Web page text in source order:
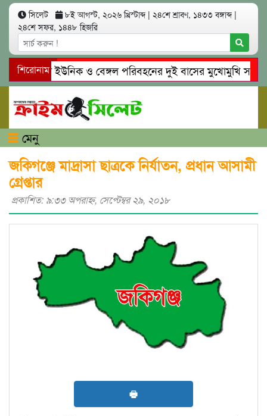
সিলেট ৮ই আগস্ট, ২০২৬ খ্রিস্টাব্দ | ২৪শে শ্রাবণ, ১৪৩৩ বঙ্গাব্দ |
২৪শে সফর, ১৪৪৮ হিজরি
শিরোনাম
সিলেটে ইউনিক ও বেঙ্গল পরিবহনের দুই বাসের মুখোমুখি
গোয়াইনঘাটে প্রেমের ফাঁদে তরুণী পাচার: মাদকাসক্ত রিমালকে
মেনু
জকিগঞ্জে মাদ্রাসা ছাত্রকে নির্যাতন, প্রধান আসামী
গ্রেপ্তার
প্রকাশিত: ৯:৩৩ অপরাহ্ণ, সেপ্টেম্বর ২৯, ২০১৮
🖶